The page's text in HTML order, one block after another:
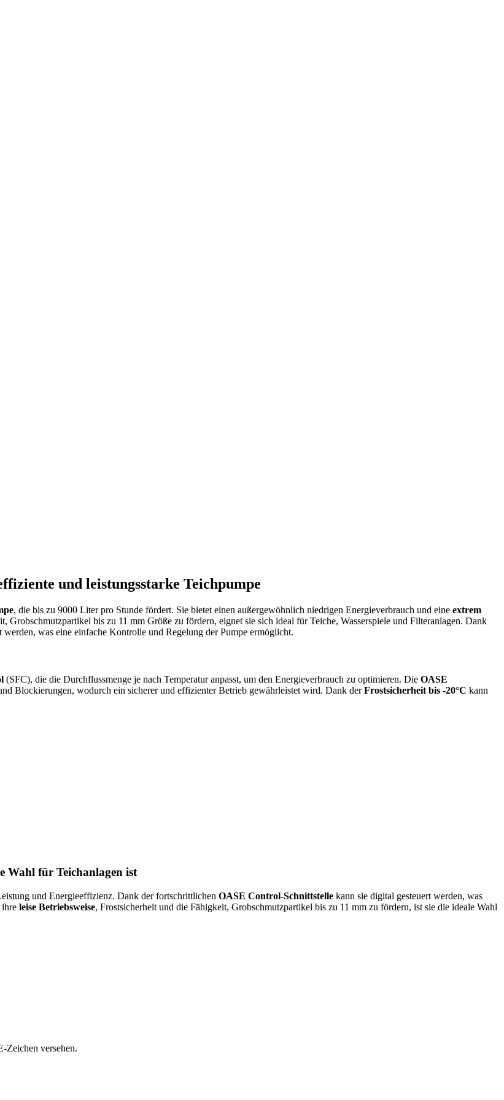
und leistungsstarke Teichpumpe
, die bis zu 9000 Liter pro Stunde fördert. Sie bietet einen außergewöhnlich niedrigen Energieverbrauch und eine extrem
Grobschmutzpartikel bis zu 11 mm Größe zu fördern, eignet sie sich ideal für Teiche, Wasserspiele und Filteranlagen. Dank
was eine einfache Kontrolle und Regelung der Pumpe ermöglicht.
(SFC), die die Durchflussmenge je nach Temperatur anpasst, um den Energieverbrauch zu optimieren. Die OASE
Blockierungen, wodurch ein sicherer und effizienter Betrieb gewährleistet wird. Dank derFrostsicherheit bis -20°C kann
Wahl für Teichanlagen ist
und Energieeffizienz. Dank der fortschrittlichen OASE Control-Schnittstelle kann sie digital gesteuert werden, was
ihre leise Betriebsweise, Frostsicherheit und die Fähigkeit, Grobschmutzpartikel bis zu 11 mm zu fördern, ist sie die ideale Wahl
Zeichen versehen.